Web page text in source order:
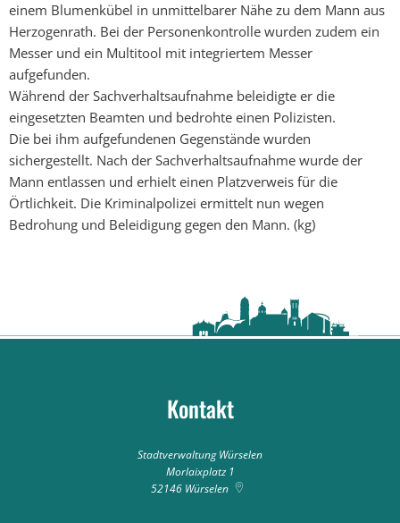
einem Blumenkübel in unmittelbarer Nähe zu dem Mann aus
Herzogenrath. Bei der Personenkontrolle wurden zudem ein
Messer und ein Multitool mit integriertem Messer
aufgefunden.
Während der Sachverhaltsaufnahme beleidigte er die
eingesetzten Beamten und bedrohte einen Polizisten.
Die bei ihm aufgefundenen Gegenstände wurden
sichergestellt. Nach der Sachverhaltsaufnahme wurde der
Mann entlassen und erhielt einen Platzverweis für die
Örtlichkeit. Die Kriminalpolizei ermittelt nun wegen
Bedrohung und Beleidigung gegen den Mann. (kg)
Kontakt
Stadtverwaltung Würselen
Morlaixplatz 1
52146 Würselen